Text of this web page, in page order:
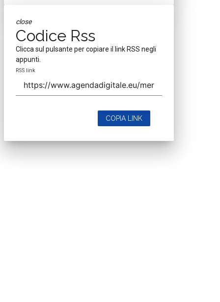
close
Codice Rss
Clicca sul pulsante per copiare il link RSS negli
appunti.
RSS link
COPIA LINK